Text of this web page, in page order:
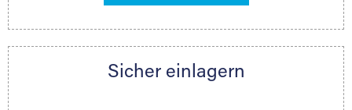
ermittelt. Natürlich steht Ihnen Ihr Extraraum
persönlich hinsichtlich Lagervolumen und zu
Sicher einlagern